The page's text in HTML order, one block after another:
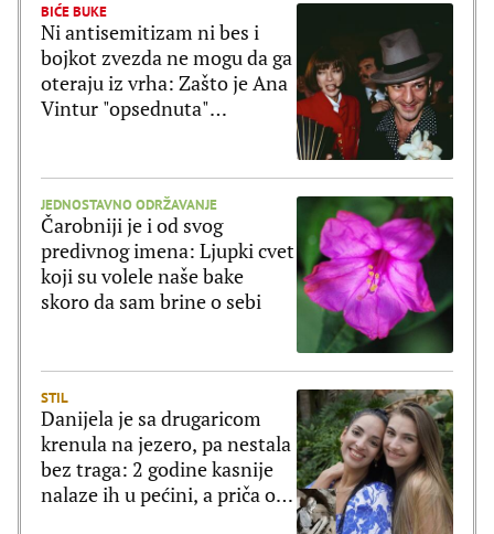
BIĆE BUKE
Ni antisemitizam ni bes i
bojkot zvezda ne mogu da ga
oteraju iz vrha: Zašto je Ana
Vintur "opsednuta"
JEDNOSTAVNO ODRŽAVANJE
Čarobniji je i od svog
predivnog imena: Ljupki cvet
koji su volele naše bake
skoro da sam brine o sebi
STIL
Danijela je sa drugaricom
krenula na jezero, pa nestala
bez traga: 2 godine kasnije
nalaze ih u pećini, a priča o